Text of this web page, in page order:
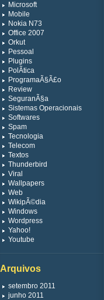
Microsoft
Mobile
Nokia N73
Office 2007
Orkut
Pessoal
Plugins
PolÃ­tica
ProgramaÃ§Ã£o
Review
SeguranÃ§a
Sistemas Operacionais
Softwares
Spam
Tecnologia
Telecom
Textos
Thunderbird
Viral
Wallpapers
Web
WikipÃ©dia
Windows
Wordpress
Yahoo!
Youtube
Arquivos
setembro 2011
junho 2011